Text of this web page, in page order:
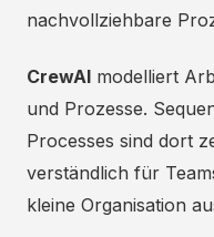
nachvollziehbare
CrewAI modelliert
und Prozesse.
Processes sind dort
verständlich für
kleine Organisation